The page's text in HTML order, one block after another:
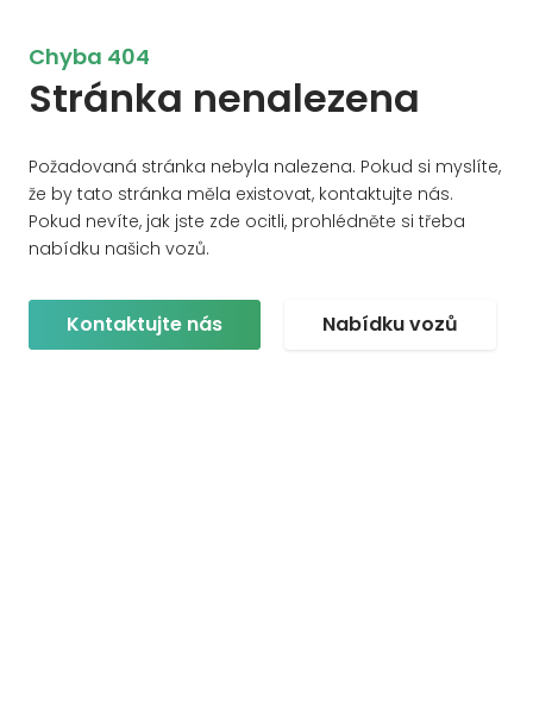
Chyba 404
Stránka nenalezena
Požadovaná stránka nebyla nalezena. Pokud si myslíte,
že by tato stránka měla existovat, kontaktujte nás.
Pokud nevíte, jak jste zde ocitli, prohlédněte si třeba
nabídku našich vozů.
Kontaktujte nás Nabídku vozů